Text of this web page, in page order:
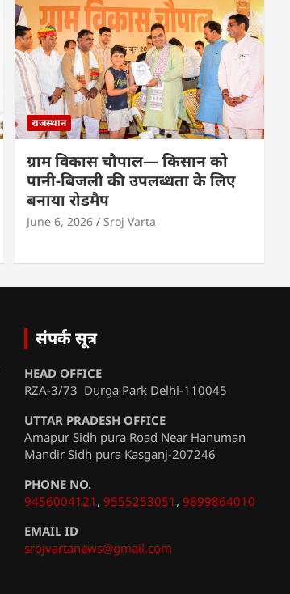
राजस्थान
ग्राम विकास चौपाल— किसान को
पानी-बिजली की उपलब्धता के लिए
बनाया रोडमैप
June 6, 2026 Sroj Varta
संपर्क सूत्र
HEAD OFFICE
RZA-3/73 Durga Park Delhi-110045
UTTAR PRADESH OFFICE
Amapur Sidh pura Road Near Hanuman
Mandir Sidh pura Kasganj-207246
PHONE NO.
9456004121 , 9555253051 , 9899864010
EMAIL ID
srojvartanews@gmail.com